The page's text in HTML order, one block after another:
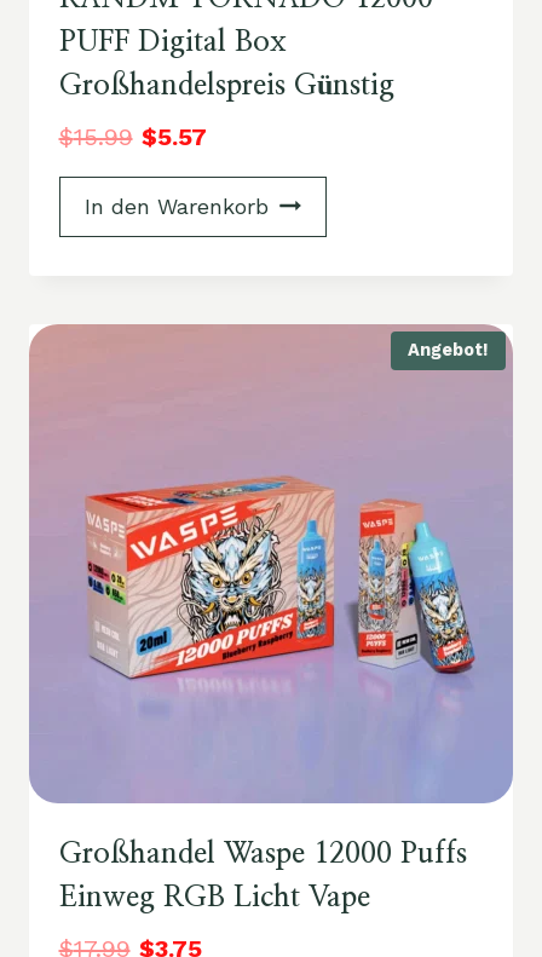
PUFF Digital Box
Großhandelspreis Günstig
$15.99 $5.57
In den Warenkorb
Angebot!
Großhandel Waspe 12000 Puffs
Einweg RGB Licht Vape
$17.99 $3.75